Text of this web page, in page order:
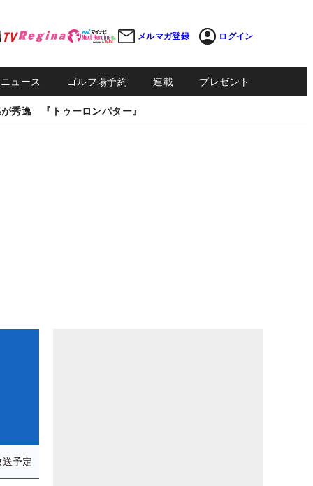
メルマガ登録 ログイン
ュース ゴルフ場予約 連載 プレゼント
秀逸 『トゥーロンパター』
予定